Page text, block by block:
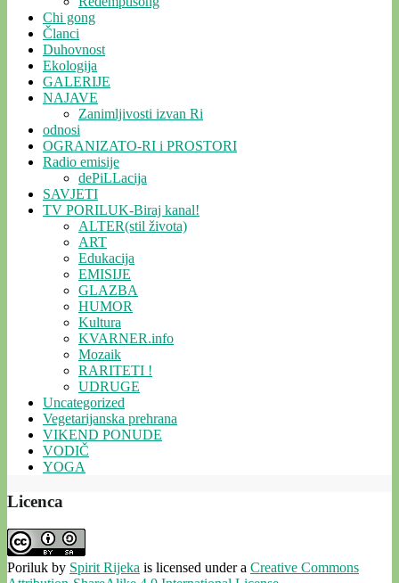
Chi gong
Članci
Duhovnost
Ekologija
GALERIJE
NAJAVE
Zanimljivosti izvan Ri
odnosi
OGRANIZATO-RI i PROSTORI
Radio emisije
dePiLLacija
SAVJETI
TV PORILUK-Biraj kanal!
ALTER(stil života)
ART
Edukacija
EMISIJE
GLAZBA
HUMOR
Kultura
KVARNER.info
Mozaik
RARITETI !
UDRUGE
Uncategorized
Vegetarijanska prehrana
VIKEND PONUDE
VODIČ
YOGA
Licenca
Poriluk by Spirit Rijeka is licensed under a Creative Commons